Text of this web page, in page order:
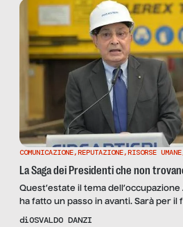
una sorta di Bud Spencer cinese.
COMUNICAZIONE,REPUTAZIONE,RISORSE UMANE
La Saga dei Presidenti che non
Quest’estate il tema
ha fatto un passo in avanti. Sarà per il
annunciato di aver eliminato la
diOSVALDO DANZI